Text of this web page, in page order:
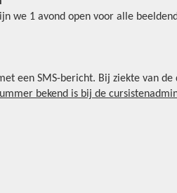
we 1 avond open voor alle
een SMS-bericht. Bij ziekte van
bekend is bij de